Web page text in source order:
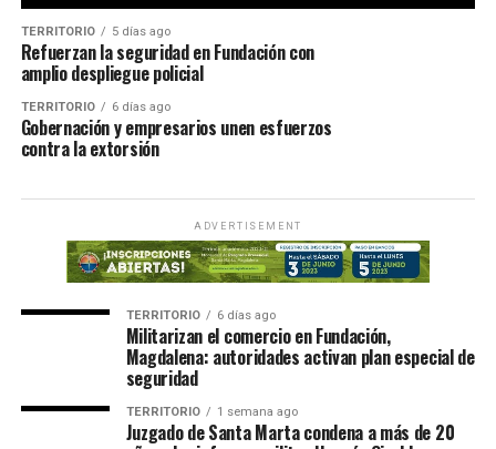
TERRITORIO 5 días ago
Refuerzan la seguridad en Fundación con
amplio despliegue policial
TERRITORIO 6 días ago
Gobernación y empresarios unen esfuerzos
contra la extorsión
ADVERTISEMENT
TERRITORIO 6 días ago
Militarizan el comercio en Fundación,
Magdalena: autoridades activan plan especial de
seguridad
TERRITORIO 1 semana ago
Juzgado de Santa Marta condena a más de 20